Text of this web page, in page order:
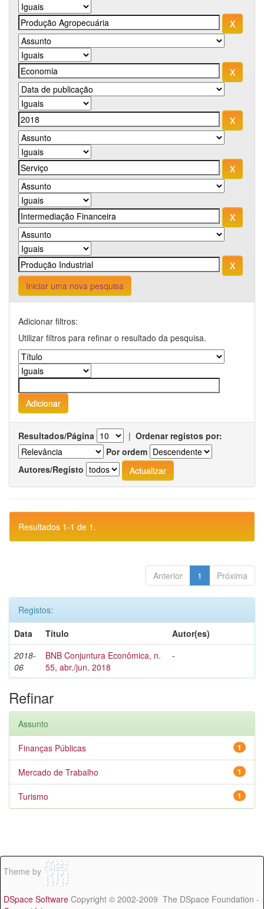
Iniciar uma nova pesquisa
Adicionar filtros:
Utilizar filtros para refinar o resultado da pesquisa.
Resultados/Página | Ordenar registos por:
Por ordem
Autores/Registo
Resultados 1-1 de 1.
Anterior 1 Próxima
Registos:
Data
Título
Autor(es)
2018-
06
BNB Conjuntura Econômica, n.
55, abr./jun. 2018
-
Refinar
Assunto
1
Finanças Públicas
1
Mercado de Trabalho
1
Turismo
Theme by
DSpace Software Copyright © 2002-2009 The DSpace Foundation -